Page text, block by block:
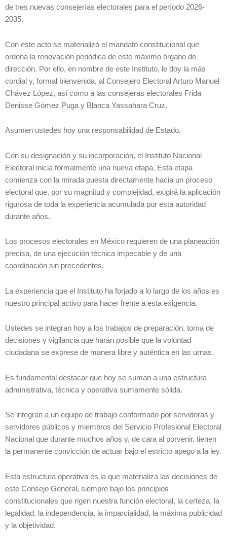
de tres nuevas consejerías electorales para el período 2026-
2035.
Con este acto se materializó el mandato constitucional que
ordena la renovación periódica de este máximo órgano de
dirección. Por ello, en nombre de este Instituto, le doy la más
cordial y, formal bienvenida, al Consejero Electoral Arturo Manuel
Chávez López, así como a las consejeras electorales Frida
Denisse Gómez Puga y Blanca Yassahara Cruz.
Asumen ustedes hoy una responsabilidad de Estado.
Con su designación y su incorporación, el Instituto Nacional
Electoral inicia formalmente una nueva etapa. Esta etapa
comienza con la mirada puesta directamente hacia un proceso
electoral que, por su magnitud y complejidad, exigirá la aplicación
rigurosa de toda la experiencia acumulada por esta autoridad
durante años.
Los procesos electorales en México requieren de una planeación
precisa, de una ejecución técnica impecable y de una
coordinación sin precedentes.
La experiencia que el Instituto ha forjado a lo largo de los años es
nuestro principal activo para hacer frente a esta exigencia.
Ustedes se integran hoy a los trabajos de preparación, toma de
decisiones y vigilancia que harán posible que la voluntad
ciudadana se exprese de manera libre y auténtica en las urnas.
Es fundamental destacar que hoy se suman a una estructura
administrativa, técnica y operativa sumamente sólida.
Se integran a un equipo de trabajo conformado por servidoras y
servidores públicos y miembros del Servicio Profesional Electoral
Nacional que durante muchos años y, de cara al porvenir, tienen
la permanente convicción de actuar bajo el estricto apego a la ley.
Esta estructura operativa es la que materializa las decisiones de
este Consejo General, siempre bajo los principios
constitucionales que rigen nuestra función electoral, la certeza, la
legalidad, la independencia, la imparcialidad, la máxima publicidad
y la objetividad.